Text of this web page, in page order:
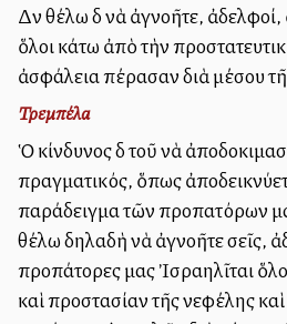
Δὲν θέλω δὲ νὰ ἀγνοῆτε,
ὅλοι κάτω ἀπὸ τὴν
ἀσφάλεια πέρασαν διὰ μέσου
Τρεμπέλα
Ὁ κίνδυνος δὲ τοῦ νὰ
πραγματικός, ὅπως
παράδειγμα τῶν προπατόρων
θέλω δηλαδὴ νὰ ἀγνοῆτε σεῖς,
προπάτορες μας Ἰσραηλῖται
καὶ προστασίαν τῆς νεφέλης